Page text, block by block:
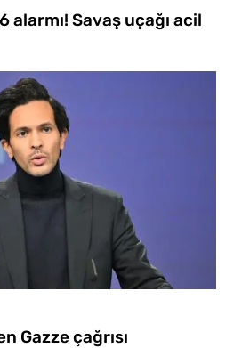
alarmı! Savaş uçağı acil
Gazze çağrısı